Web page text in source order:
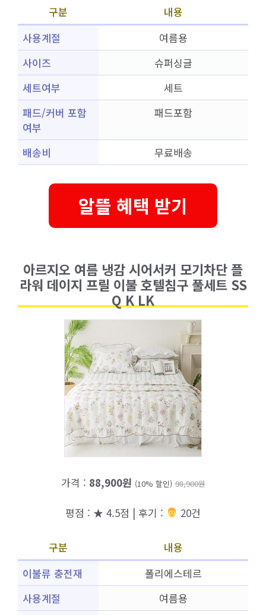
구분
내용
사용계절
여름용
사이즈
슈퍼싱글
세트여부
세트
패드/커버 포함
여부
패드포함
배송비 무료배송
알뜰 혜택 받기
아르지오 여름 냉감 시어서커 모기차단 플
라워 데이지 프릴 이불 호텔침구 풀세트 SS
Q K LK
가격 : 88,900원 (10% 할인) 98,900원
평점 : ★ 4.5점 | 후기 : ‍‍ 20건
구분
내용
이불류 충전재
폴리에스테르
사용계절
여름용